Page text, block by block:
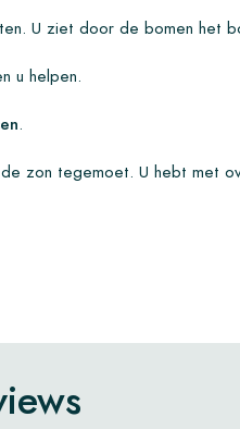
U ziet door de bomen het
u helpen.
.
zon tegemoet. U hebt met